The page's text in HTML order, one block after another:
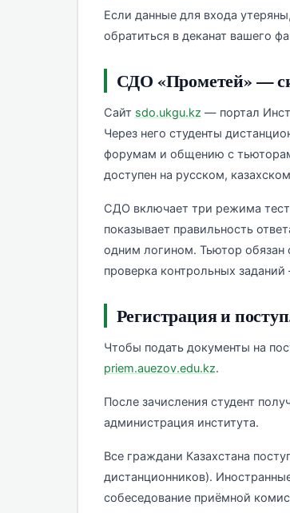
Если данные для входа
обратиться в деканат вашего
СДО «Прометей» —
Сайт sdo.ukgu.kz — портал
Через него студенты
форумам и общению с
доступен на русском,
СДО включает три режима
показывает правильность
одним логином. Тьютор обязан
проверка контрольных
Регистрация и
Чтобы подать документы на
priem.auezov.edu.kz.
После зачисления студент
администрация института.
Все граждани Казахстана
дистанционников).
собеседование приёмной